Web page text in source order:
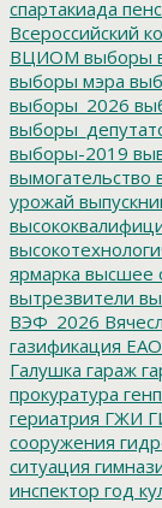
спартакиада
Всероссийский
ВЦИОМ выборы
выборы мэра
выборы_2026
выборы-2019
вымогательство
урожай
ярмарка высшее
вытрезвители
ВЭФ_2026
газификация ЕАО
Галушка гараж
прокуратура
гериатрия ГЖИ
сооружения
ситуация
инспектор год